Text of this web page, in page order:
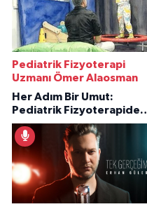
Pediatrik Fizyoterapi
Uzmanı Ömer Alaosman
Her Adım Bir Umut:
Pediatrik Fizyoterapiden
İlham Veren Hikâyeler